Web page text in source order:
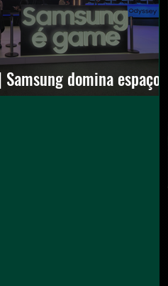
domina espaço e
monitor 3D sem óculos